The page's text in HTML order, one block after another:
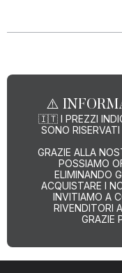
⚠️
🇮🇹I PREZZI
SONO
GRAZIE ALLA
POSSIAMO
ELIMINANDO
ACQUISTARE I
INVITIAMO A
RIVENDITORI
GRAZIE